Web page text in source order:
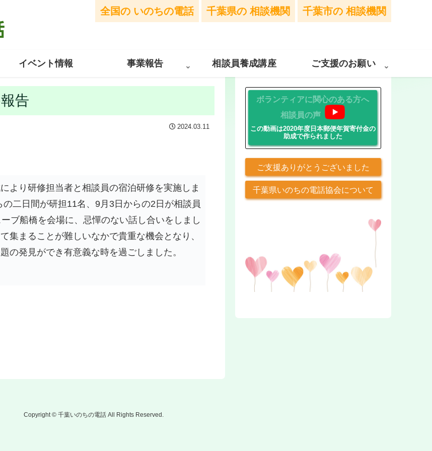
全国の いのちの電話 千葉県の 相談機関 千葉市の 相談機関
イベント情報 事業報告 相談員養成講座 ご支援のお願い
告
2024.03.11
より研修担当者と相談員の宿泊研修を実施しま
の二日間が研担11名、9月3日からの2日が相談員
ブ船橋を会場に、忌憚のない話し合いをしまし
集まることが難しいなかで貴重な機会となり、
の発見ができ有意義な時を過ごしました。
ボランティアに関心のある方へ
相談員の声
この動画は2020年度日本郵便年賀寄付金の
助成で作られました
ご支援ありがとうございました
千葉県いのちの電話協会について
Copyright © 千葉いのちの電話 All Rights Reserved.